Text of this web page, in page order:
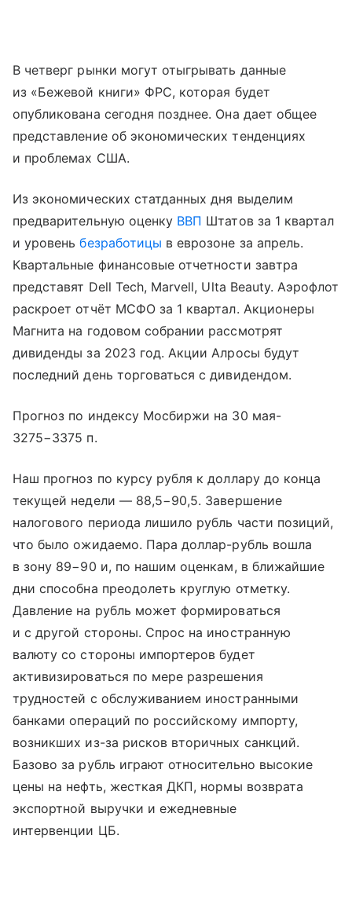
В четверг рынки могут отыгрывать данные
из «Бежевой книги» ФРС, которая будет
опубликована сегодня позднее. Она дает общее
представление об экономических тенденциях
и проблемах США.
Из экономических статданных дня выделим
предварительную оценку ВВП Штатов за 1 квартал
и уровеньбезработицы в еврозоне за апрель.
Квартальные финансовые отчетности завтра
представят Dell Tech, Marvell, Ulta Beauty. Аэрофлот
раскроет отчёт МСФО за 1 квартал. Акционеры
Магнита на годовом собрании рассмотрят
дивиденды за 2023 год. Акции Алросы будут
последний день торговаться с дивидендом.
Прогноз по индексу Мосбиржи на 30 мая-
3275−3375 п.
Наш прогноз по курсу рубля к доллару до конца
текущей недели — 88,5−90,5. Завершение
налогового периода лишило рубль части позиций,
что было ожидаемо. Пара доллар-рубль вошла
в зону 89−90 и, по нашим оценкам, в ближайшие
дни способна преодолеть круглую отметку.
Давление на рубль может формироваться
и с другой стороны. Спрос на иностранную
валюту со стороны импортеров будет
активизироваться по мере разрешения
трудностей с обслуживанием иностранными
банками операций по российскому импорту,
возникших из-за рисков вторичных санкций.
Базово за рубль играют относительно высокие
цены на нефть, жесткая ДКП, нормы возврата
экспортной выручки и ежедневные
интервенции ЦБ.